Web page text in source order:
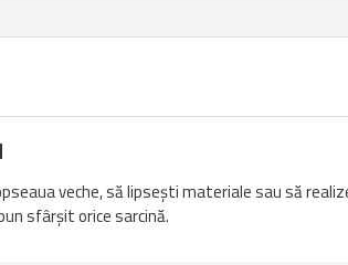
veche, să lipsești materiale sau să
sfârșit orice sarcină.